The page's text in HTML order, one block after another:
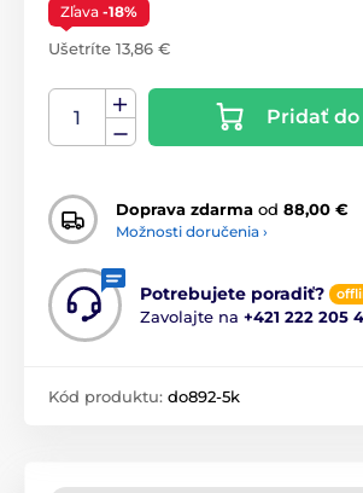
Zľava -18%
Ušetríte 13,86 €
Pridať do
Doprava zdarma od 88,00 €
Možnosti doručenia ›
Potrebujete poradiť?
Zavolajte na +421 222 205
Kód produktu: do892-5k